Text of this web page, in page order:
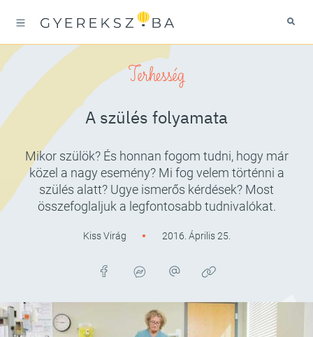
Terhesség
A szülés folyamata
Mikor szülök? És honnan fogom tudni, hogy már
közel a nagy esemény? Mi fog velem történni a
szülés alatt? Ugye ismerős kérdések? Most
összefoglaljuk a legfontosabb tudnivalókat.
Kiss Virág 2016. Április 25.